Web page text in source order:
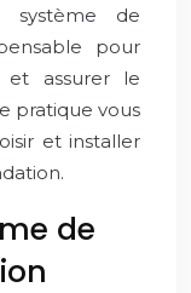
système de
pour
et assurer le
pratique vous
et installer
de